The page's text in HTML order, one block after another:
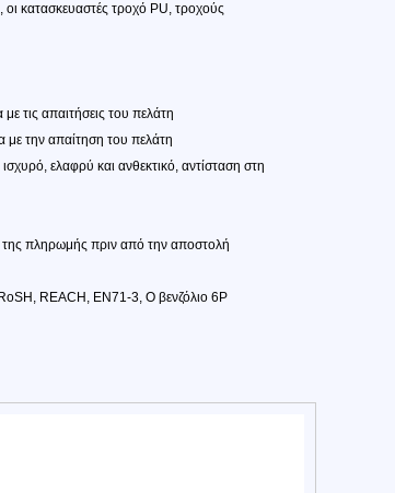
κατασκευαστές τροχό PU, τροχούς
τις απαιτήσεις του πελάτη
την απαίτηση του πελάτη
ελαφρύ και ανθεκτικό, αντίσταση στη
πληρωμής πριν από την αποστολή
REACH, EN71-3, O βενζόλιο 6P